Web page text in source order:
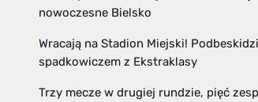
nowoczesne Bielsko
Wracają na Stadion Miejski!
spadkowiczem z Ekstraklasy
Trzy mecze w drugiej rundzie, pięć